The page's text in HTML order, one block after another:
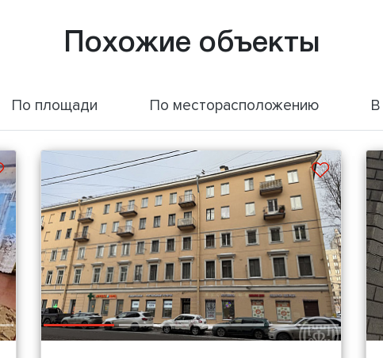
Похожие объекты
По площади По месторасположению